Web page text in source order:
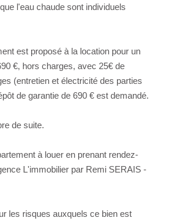
l'eau chaude sont individuels
est proposé à la location pour un
€, hors charges, avec 25€ de
(entretien et électricité des parties
de garantie de 690 € est demandé.
de suite.
à louer en prenant rendez-
L'immobilier par Remi SERAIS -
les risques auxquels ce bien est